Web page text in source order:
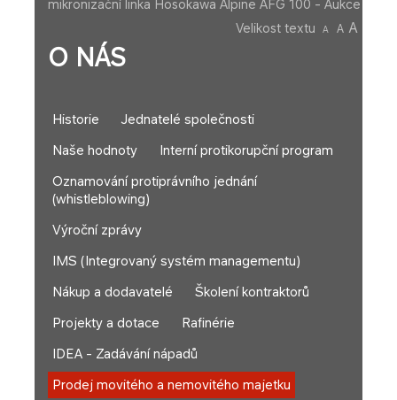
mikronizační linka Hosokawa Alpine AFG 100 - Aukce
Velikost textu
A A A
O NÁS
Historie
Jednatelé společnosti
Naše hodnoty
Interní protikorupční program
Oznamování protiprávního jednání
(whistleblowing)
Výroční zprávy
IMS (Integrovaný systém managementu)
Nákup a dodavatelé
Školení kontraktorů
Projekty a dotace
Rafinérie
IDEA - Zadávání nápadů
Prodej movitého a nemovitého majetku